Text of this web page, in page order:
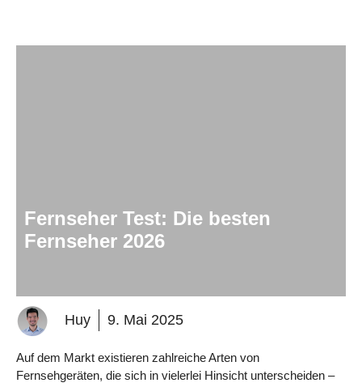
Fernseher Test: Die besten
Fernseher 2026
Huy 9. Mai 2025
Auf dem Markt existieren zahlreiche Arten von
Fernsehgeräten, die sich in vielerlei Hinsicht unterscheiden –